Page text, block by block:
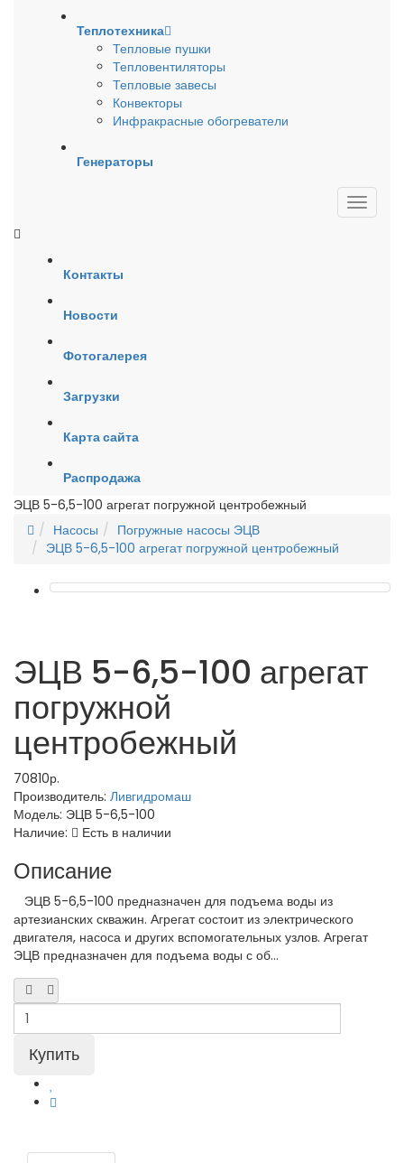
Теплотехника
Тепловые пушки
Тепловентиляторы
Тепловые завесы
Конвекторы
Инфракрасные обогреватели
Генераторы
Контакты
Новости
Фотогалерея
Загрузки
Карта сайта
Распродажа
ЭЦВ 5-6,5-100 агрегат погружной центробежный
Насосы
Погружные насосы ЭЦВ
ЭЦВ 5-6,5-100 агрегат погружной центробежный
ЭЦВ 5-6,5-100 агрегат
погружной
центробежный
70810р.
Производитель: Ливгидромаш
Модель: ЭЦВ 5-6,5-100
Наличие:
Есть в наличии
Описание
ЭЦВ 5-6,5-100 предназначен для подъема воды из
артезианских скважин. Агрегат состоит из электрического
двигателя, насоса и других вспомогательных узлов. Агрегат
ЭЦВ предназначен для подъема воды с об...